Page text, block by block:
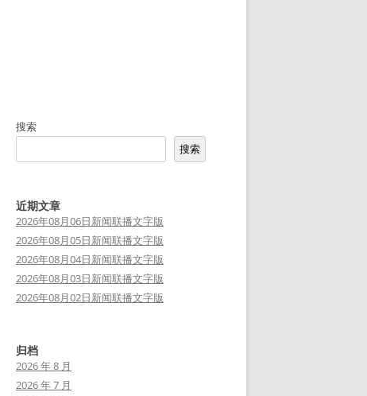
搜索
搜索
近期文章
2026年08月06日新闻联播文字版
2026年08月05日新闻联播文字版
2026年08月04日新闻联播文字版
2026年08月03日新闻联播文字版
2026年08月02日新闻联播文字版
归档
2026 年 8 月
2026 年 7 月